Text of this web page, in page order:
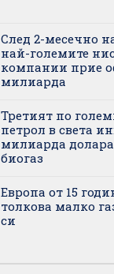
След 2-месечно
най-големите
компании прие
милиарда
Третият по
петрол в света
милиарда долара
биогаз
Европа от 15
толкова малко
си